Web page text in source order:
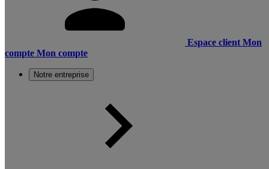
Espace client Mon
compte Mon compte
Notre entreprise